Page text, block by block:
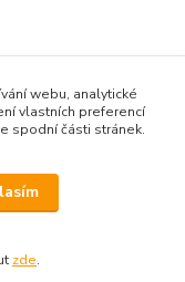
webu, analytické
vlastních preferencí
spodní části stránek.
zde.